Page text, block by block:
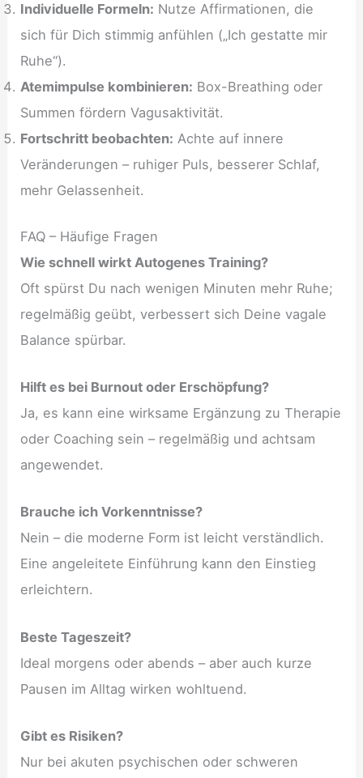
Individuelle Formeln: Nutze Affirmationen, die
sich für Dich stimmig anfühlen („Ich gestatte mir
Ruhe“).
Atemimpulse kombinieren: Box-Breathing oder
Summen fördern Vagusaktivität.
Fortschritt beobachten: Achte auf innere
Veränderungen – ruhiger Puls, besserer Schlaf,
mehr Gelassenheit.
FAQ – Häufige Fragen
Wie schnell wirkt Autogenes Training?
Oft spürst Du nach wenigen Minuten mehr Ruhe;
regelmäßig geübt, verbessert sich Deine vagale
Balance spürbar.
Hilft es bei Burnout oder Erschöpfung?
Ja, es kann eine wirksame Ergänzung zu Therapie
oder Coaching sein – regelmäßig und achtsam
angewendet.
Brauche ich Vorkenntnisse?
Nein – die moderne Form ist leicht verständlich.
Eine angeleitete Einführung kann den Einstieg
erleichtern.
Beste Tageszeit?
Ideal morgens oder abends – aber auch kurze
Pausen im Alltag wirken wohltuend.
Gibt es Risiken?
Nur bei akuten psychischen oder schweren